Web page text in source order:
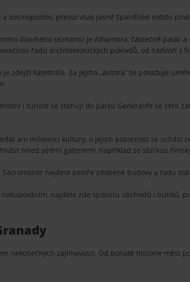
a kosmopolitní, přesto však jasně španělské město
dlouhého seznamu je Alhambra, částečně palác
řadu architektonických pokladů, od nádvoří s
je zdejší katedrála. Za jejího „autora“ se považuje
i turisté se stahují do parku Generalife se sérií
ani milovníci kultury, o jejich pozornost se uchází
hned sedmi galeriemi, například se sbírkou
Sacromonte najdete pestře zdobené budovy a řadu
nakupováním, najdete zde spoustu obchodů i butiků,
nekonečných zajímavostí. Od bohaté historie měst